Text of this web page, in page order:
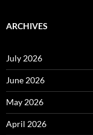
ARCHIVES
July 2026
June 2026
May 2026
April 2026